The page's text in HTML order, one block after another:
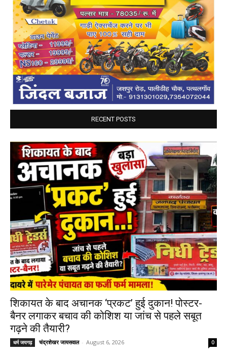
RECENT POSTS
शिकायत के बाद अचानक ‘प्रकट’ हुई दुकान! पोस्टर-
बैनर लगाकर बचाव की कोशिश या जांच से पहले सबूत
गढ़ने की तैयारी?
धर्म जयगढ़ चंद्रशेखर जायसवाल - August 6, 2026 0